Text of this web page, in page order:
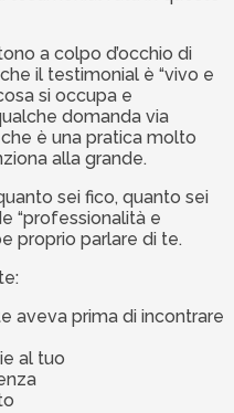
a colpo d’occhio di
il testimonial è “vivo e
si occupa e
domanda via
è una pratica molto
alla grande.
sei fico, quanto sei
“professionalità e
proprio parlare di te.
aveva prima di incontrare
al tuo